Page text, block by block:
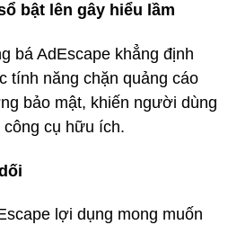
bật lên gây hiểu lầm
bá AdEscape khẳng định
tính năng chặn quảng cáo
bảo mật, khiến người dùng
cụ hữu ích.
lợi dụng mong muốn